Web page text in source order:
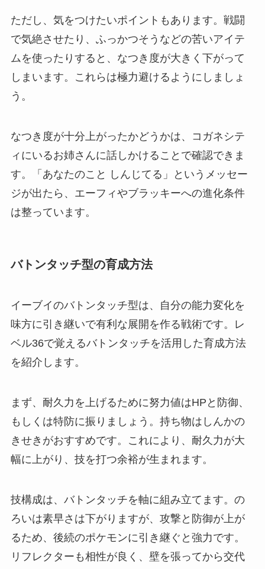
ただし、気をつけたいポイントもあります。戦闘
で気絶させたり、ふっかつそうなどの苦いアイテ
ムを使ったりすると、なつき度が大きく下がって
しまいます。これらは極力避けるようにしましょ
う。
なつき度が十分上がったかどうかは、コガネシテ
ィにいるお姉さんに話しかけることで確認できま
す。「あなたのこと しんじてる」というメッセー
ジが出たら、エーフィやブラッキーへの進化条件
は整っています。
バトンタッチ型の育成方法
イーブイのバトンタッチ型は、自分の能力変化を
味方に引き継いで有利な展開を作る戦術です。レ
ベル36で覚えるバトンタッチを活用した育成方法
を紹介します。
まず、耐久力を上げるために努力値はHPと防御、
もしくは特防に振りましょう。持ち物はしんかの
きせきがおすすめです。これにより、耐久力が大
幅に上がり、技を打つ余裕が生まれます。
技構成は、バトンタッチを軸に組み立てます。の
ろいは素早さは下がりますが、攻撃と防御が上が
るため、後続のポケモンに引き継ぐと強力です。
リフレクターも相性が良く、壁を張ってから交代